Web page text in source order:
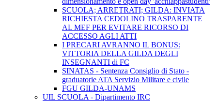
SCUOLA; ARRETRATI; GILDA: INVIATA
RICHIESTA CEDOLINO TRASPARENTE
AL MEF PER EVITARE RICORSO DI
ACCESSO AGLI ATTI
I PRECARI AVRANNO IL BONUS:
VITTORIA DELLA GILDA DEGLI
INSEGNANTI di FC
SINATAS - Sentenza Consiglio di Stato -
graduatorie ATA Servizio Militare e civile
FGU GILDA-UNAMS
UIL SCUOLA - Dipartimento IRC